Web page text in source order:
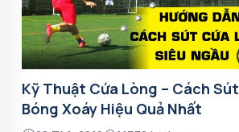
Kỹ Thuật Cứa Lòng – Cách Sút
Bóng Xoáy Hiệu Quả Nhất